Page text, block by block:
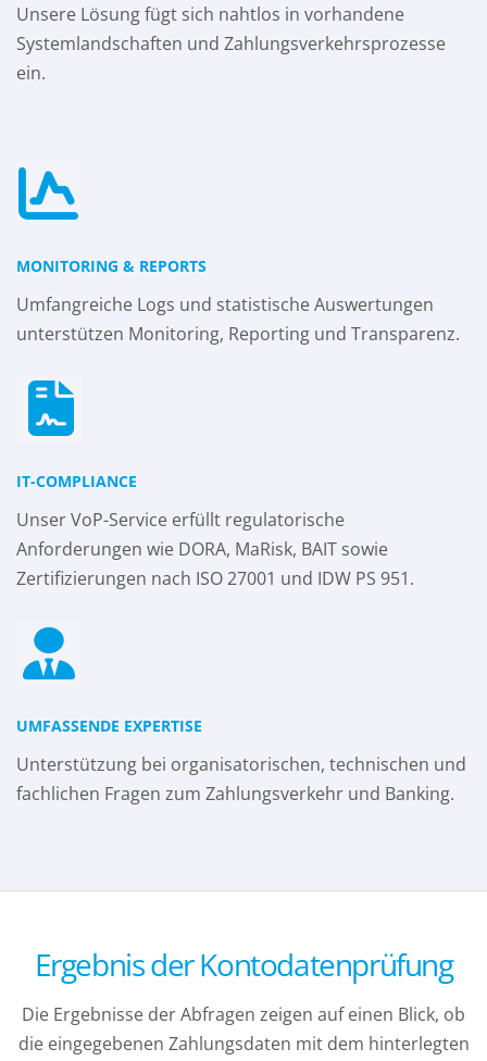
Unsere Lösung fügt sich nahtlos in vorhandene
Systemlandschaften und Zahlungsverkehrsprozesse
ein.
MONITORING & REPORTS
Umfangreiche Logs und statistische Auswertungen
unterstützen Monitoring, Reporting und Transparenz.
IT-COMPLIANCE
Unser VoP-Service erfüllt regulatorische
Anforderungen wie DORA, MaRisk, BAIT sowie
Zertifizierungen nach ISO 27001 und IDW PS 951.
UMFASSENDE EXPERTISE
Unterstützung bei organisatorischen, technischen und
fachlichen Fragen zum Zahlungsverkehr und Banking.
Ergebnis der Kontodatenprüfung
Die Ergebnisse der Abfragen zeigen auf einen Blick, ob
die eingegebenen Zahlungsdaten mit dem hinterlegten